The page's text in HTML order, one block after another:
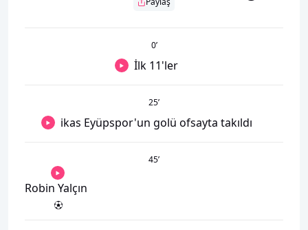
0’
İlk 11'ler
25’
ikas Eyüpspor'un golü ofsayta takıldı
45’
Robin Yalçın